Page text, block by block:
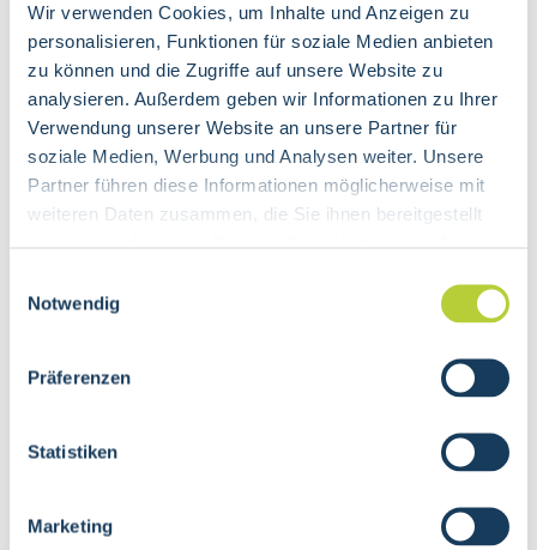
Wir verwenden Cookies, um Inhalte und Anzeigen zu
personalisieren, Funktionen für soziale Medien anbieten
zu können und die Zugriffe auf unsere Website zu
analysieren. Außerdem geben wir Informationen zu Ihrer
Verwendung unserer Website an unsere Partner für
soziale Medien, Werbung und Analysen weiter. Unsere
Partner führen diese Informationen möglicherweise mit
weiteren Daten zusammen, die Sie ihnen bereitgestellt
Notwendig
Präferenzen
Statistiken
Marketing
Dehnen beginnen
sechs mal pro Woche 20-30 Minuten
Bewegung an der frischen Luft
auf gute Atmung achten
Einbauen von Bewegung im Alltag:
- auf einem Bein die Zähne putzen, dann mal
Augen schliessen
- Treppe statt Lift
- Ein oder zwei Stationen früher aus dem
- in der Mittagspause spazieren
- Wandern oder Nordic walking